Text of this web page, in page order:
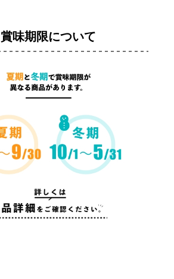
賞味期限について